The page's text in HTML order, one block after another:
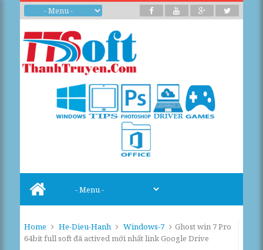
Home He-Dieu-Hanh Windows-7
Ghost win 7 Pro
64bit full soft đã actived mới nhất link Google Drive